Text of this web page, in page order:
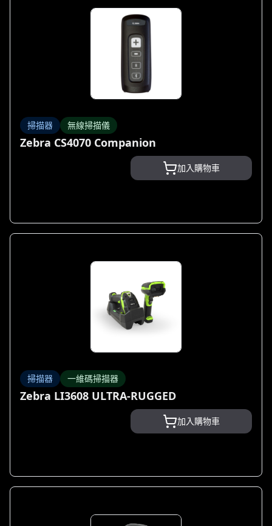
掃描器 無線掃描儀
Zebra CS4070 Companion
加入購物車
掃描器 一維碼掃描器
Zebra LI3608 ULTRA-RUGGED
加入購物車